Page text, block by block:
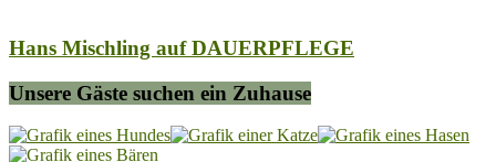
Hans Mischling auf DAUERPFLEGE
Unsere Gäste suchen ein Zuhause